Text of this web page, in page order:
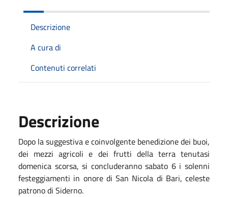
Descrizione
A cura di
Contenuti correlati
Descrizione
Dopo la suggestiva e coinvolgente benedizione dei buoi,
dei mezzi agricoli e dei frutti della terra tenutasi
domenica scorsa, si concluderanno sabato 6 i solenni
festeggiamenti in onore di San Nicola di Bari, celeste
patrono di Siderno.